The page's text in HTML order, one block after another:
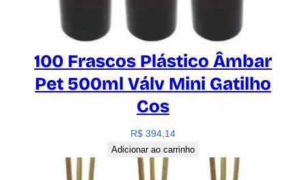
100 Frascos Plástico Âmbar
Pet 500ml Válv Mini Gatilho
Cos
R$ 394,14
Adicionar ao carrinho